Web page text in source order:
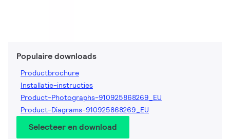
Populaire downloads
Productbrochure
Installatie-instructies
Product-Photographs-910925868269_EU
Product-Diagrams-910925868269_EU
Selecteer en download